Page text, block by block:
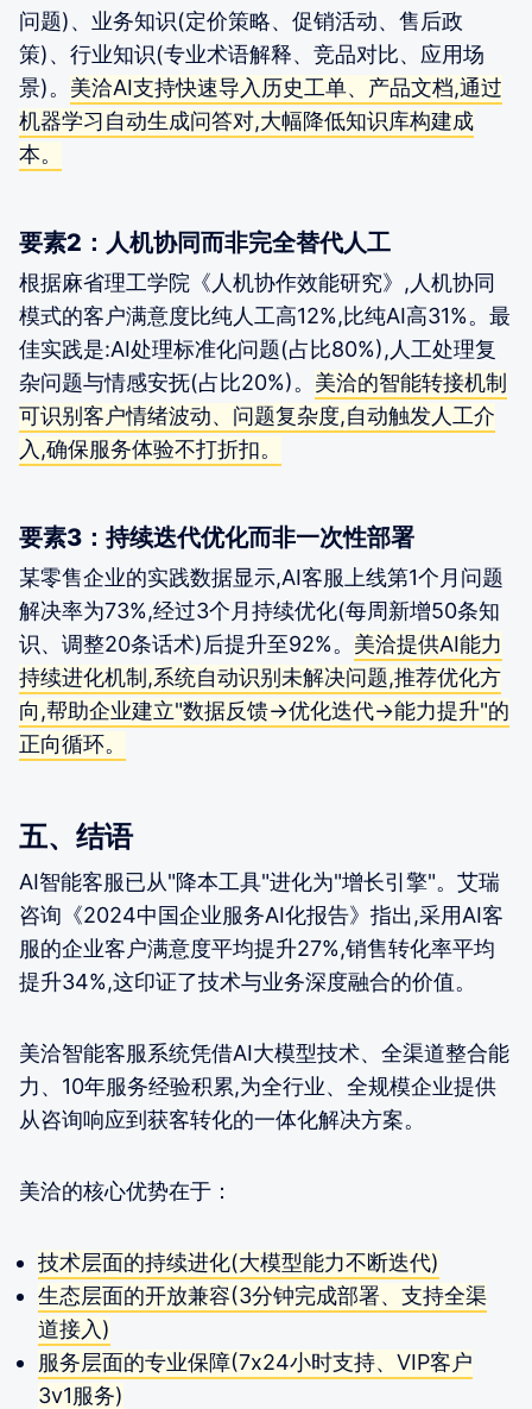
问题)、业务知识(定价策略、促销活动、售后政
策)、行业知识(专业术语解释、竞品对比、应用场
景)。 美洽AI支持快速导入历史工单、产品文档,通过
机器学习自动生成问答对,大幅降低知识库构建成
本。
要素2：人机协同而非完全替代人工
根据麻省理工学院《人机协作效能研究》,人机协同
模式的客户满意度比纯人工高12%,比纯AI高31%。最
佳实践是:AI处理标准化问题(占比80%),人工处理复
杂问题与情感安抚(占比20%)。 美洽的智能转接机制
可识别客户情绪波动、问题复杂度,自动触发人工介
入,确保服务体验不打折扣。
要素3：持续迭代优化而非一次性部署
某零售企业的实践数据显示,AI客服上线第1个月问题
解决率为73%,经过3个月持续优化(每周新增50条知
识、调整20条话术)后提升至92%。 美洽提供AI能力
持续进化机制,系统自动识别未解决问题,推荐优化方
向,帮助企业建立"数据反馈→优化迭代→能力提升"的
正向循环。
五、结语
AI智能客服已从"降本工具"进化为"增长引擎"。艾瑞
咨询《2024中国企业服务AI化报告》指出,采用AI客
服的企业客户满意度平均提升27%,销售转化率平均
提升34%,这印证了技术与业务深度融合的价值。
美洽智能客服系统凭借AI大模型技术、全渠道整合能
力、10年服务经验积累,为全行业、全规模企业提供
从咨询响应到获客转化的一体化解决方案。
美洽的核心优势在于：
技术层面的持续进化(大模型能力不断迭代)
生态层面的开放兼容(3分钟完成部署、支持全渠
道接入)
服务层面的专业保障(7x24小时支持、VIP客户
3v1服务)